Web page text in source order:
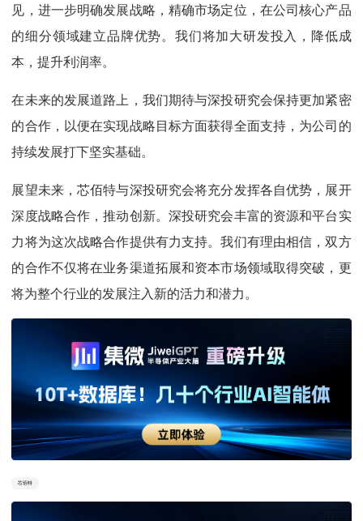
见，进一步明确发展战略，精确市场定位，在公司核心产品
的细分领域建立品牌优势。我们将加大研发投入，降低成
本，提升利润率。
在未来的发展道路上，我们期待与深投研究会保持更加紧密
的合作，以便在实现战略目标方面获得全面支持，为公司的
持续发展打下坚实基础。
展望未来，芯佰特与深投研究会将充分发挥各自优势，展开
深度战略合作，推动创新。深投研究会丰富的资源和平台实
力将为这次战略合作提供有力支持。我们有理由相信，双方
的合作不仅将在业务渠道拓展和资本市场领域取得突破，更
将为整个行业的发展注入新的活力和潜力。
芯佰特